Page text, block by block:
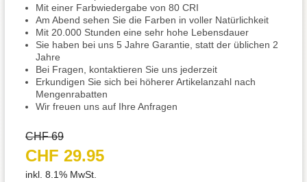
Mit einer Farbwiedergabe von 80 CRI
Am Abend sehen Sie die Farben in voller Natürlichkeit
Mit 20.000 Stunden eine sehr hohe Lebensdauer
Sie haben bei uns 5 Jahre Garantie, statt der üblichen 2
Jahre
Bei Fragen, kontaktieren Sie uns jederzeit
Erkundigen Sie sich bei höherer Artikelanzahl nach
Mengenrabatten
Wir freuen uns auf Ihre Anfragen
CHF 69
CHF 29.95
inkl. 8.1% MwSt.